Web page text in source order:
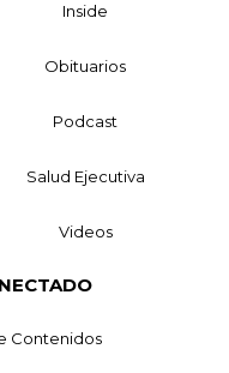
Inside
Obituarios
Podcast
Salud Ejecutiva
Videos
Contenidos